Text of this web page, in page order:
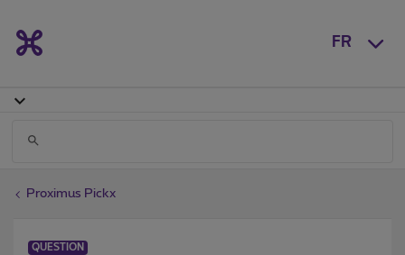
FR
Proximus Pickx
QUESTION